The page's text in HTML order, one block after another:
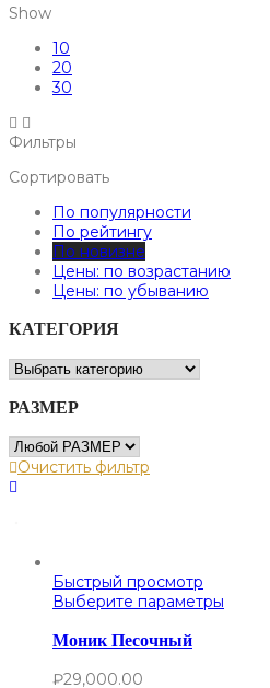
Show
10
20
30
Фильтры
Сортировать
По популярности
По рейтингу
По новизне
Цены: по возрастанию
Цены: по убыванию
КАТЕГОРИЯ
РАЗМЕР
Очистить фильтр
Быстрый просмотр
Выберите параметры
Моник Песочный
₽29,000.00